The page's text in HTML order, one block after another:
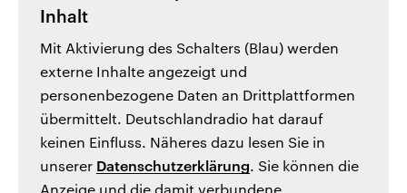
Inhalt
Mit Aktivierung des Schalters (Blau) werden
externe Inhalte angezeigt und
personenbezogene Daten an Drittplattformen
übermittelt. Deutschlandradio hat darauf
keinen Einfluss. Näheres dazu lesen Sie in
unserer Datenschutzerklärung . Sie können die
Anzeige und die damit verbundene